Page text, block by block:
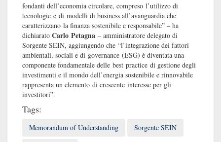
fondanti dell’economia circolare, compreso l’utilizzo di
tecnologie e di modelli di business all’avanguardia che
caratterizzano la finanza sostenibile e responsabile” – ha
dichiarato Carlo Petagna – amministratore delegato di
Sorgente SEIN, aggiungendo che “l’integrazione dei fattori
ambientali, sociali e di governance (ESG) è diventata una
componente fondamentale delle best practice di gestione degli
investimenti e il mondo dell’energia sostenibile e rinnovabile
rappresenta un elemento di crescente interesse per gli
investitori”.
Tags:
Memorandum of Understanding Sorgente SEIN